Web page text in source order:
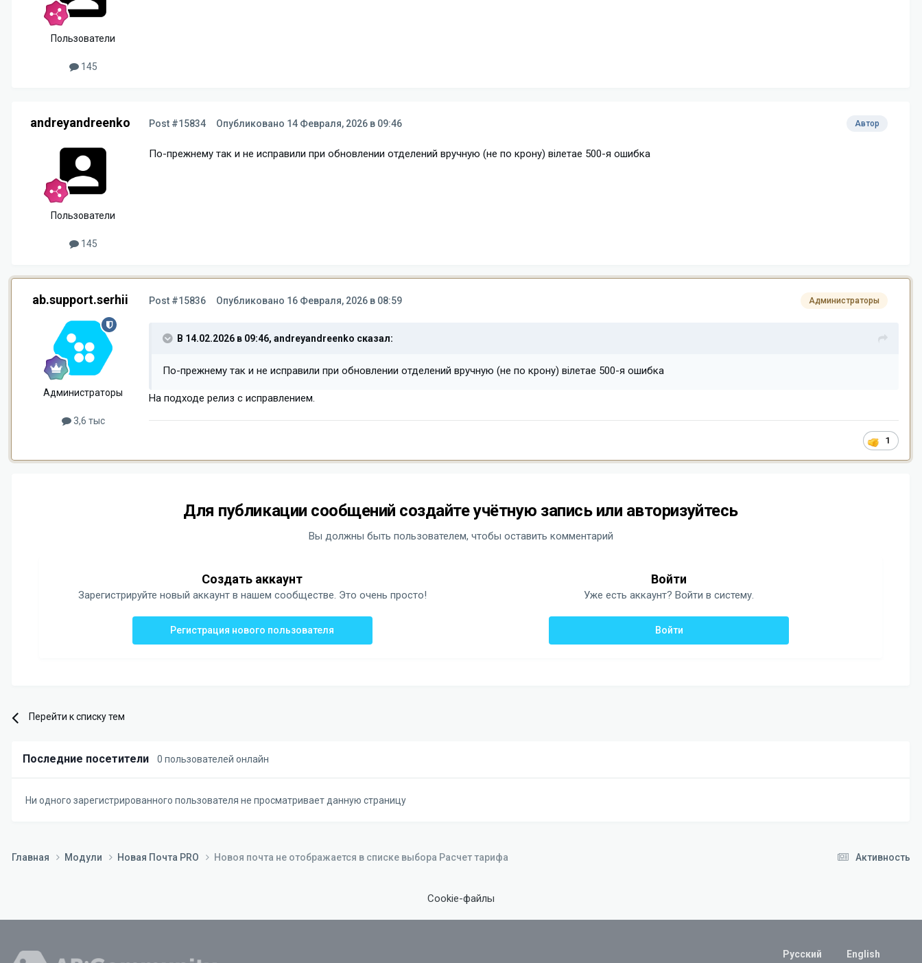
Пользователи
145
andreyandreenko
Пользователи
145
Автор
Post #15834 Опубликовано 14 Февраля, 2026 в 09:46
По-прежнему так и не исправили при обновлении отделений вручную (не по крону) вілетае 500-я ошибка
ab.support.serhii
Администраторы
3,6 тыс
Администраторы
Post #15836 Опубликовано 16 Февраля, 2026 в 08:59
В 14.02.2026 в 09:46, andreyandreenko сказал:
По-прежнему так и не исправили при обновлении отделений вручную (не по крону) вілетае 500-я ошибка
На подходе релиз с исправлением.
1
Для публикации сообщений создайте учётную запись или авторизуйтесь
Вы должны быть пользователем, чтобы оставить комментарий
Создать аккаунт
Зарегистрируйте новый аккаунт в нашем сообществе. Это очень просто!
Регистрация нового пользователя
Войти
Уже есть аккаунт? Войти в систему.
Войти
Перейти к списку тем
Последние посетители 0 пользователей онлайн
Ни одного зарегистрированного пользователя не просматривает данную страницу
Активность
Главная Модули Новая Почта PRO Новоя почта не отображается в списке выбора Расчет тарифа
Cookie-файлы
Русский English